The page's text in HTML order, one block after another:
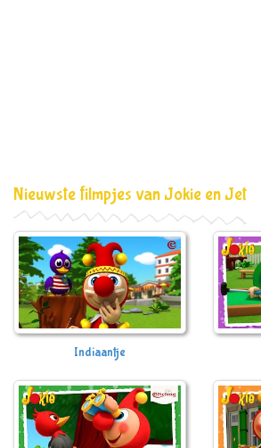
Nieuwste filmpjes van Jokie en Jet
Indiaantje